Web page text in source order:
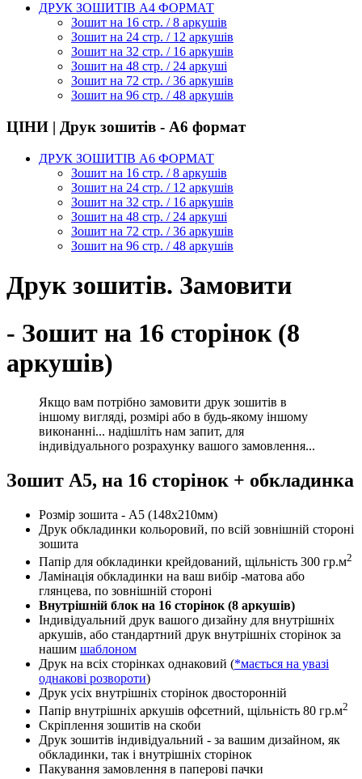
ДРУК ЗОШИТІВ А4 ФОРМАТ
Зошит на 16 стр. / 8 аркушів
Зошит на 24 стр. / 12 аркушів
Зошит на 32 стр. / 16 аркушів
Зошит на 48 стр. / 24 аркуші
Зошит на 72 стр. / 36 аркушів
Зошит на 96 стр. / 48 аркушів
ЦІНИ | Друк зошитів - А6 формат
ДРУК ЗОШИТІВ А6 ФОРМАТ
Зошит на 16 стр. / 8 аркушів
Зошит на 24 стр. / 12 аркушів
Зошит на 32 стр. / 16 аркушів
Зошит на 48 стр. / 24 аркуші
Зошит на 72 стр. / 36 аркушів
Зошит на 96 стр. / 48 аркушів
Друк зошитів. Замовити
- Зошит на 16 сторінок (8
аркушів)
Якщо вам потрібно замовити друк зошитів в
іншому вигляді, розмірі або в будь-якому іншому
виконанні... надішліть нам запит, для
індивідуального розрахунку вашого замовлення...
Зошит А5, на 16 сторінок + обкладинка
Розмір зошита - А5 (148х210мм)
Друк обкладинки кольоровий, по всій зовнішній стороні
зошита
Папір для обкладинки крейдований, щільність 300 гр.м2
Ламінація обкладинки на ваш вибір -матова або
глянцева, по зовнішній стороні
Внутрішній блок на 16 сторінок (8 аркушів)
Індивідуальний друк вашого дизайну для внутрішніх
аркушів, або стандартний друк внутрішніх сторінок за
нашим шаблоном
Друк на всіх сторінках однаковий (*мається на увазі
однакові розвороти)
Друк усіх внутрішніх сторінок двосторонній
Папір внутрішніх аркушів офсетний, щільність 80 гр.м2
Скріплення зошитів на скоби
Друк зошитів індивідуальний - за вашим дизайном, як
обкладинки, так і внутрішніх сторінок
Пакування замовлення в паперові пачки